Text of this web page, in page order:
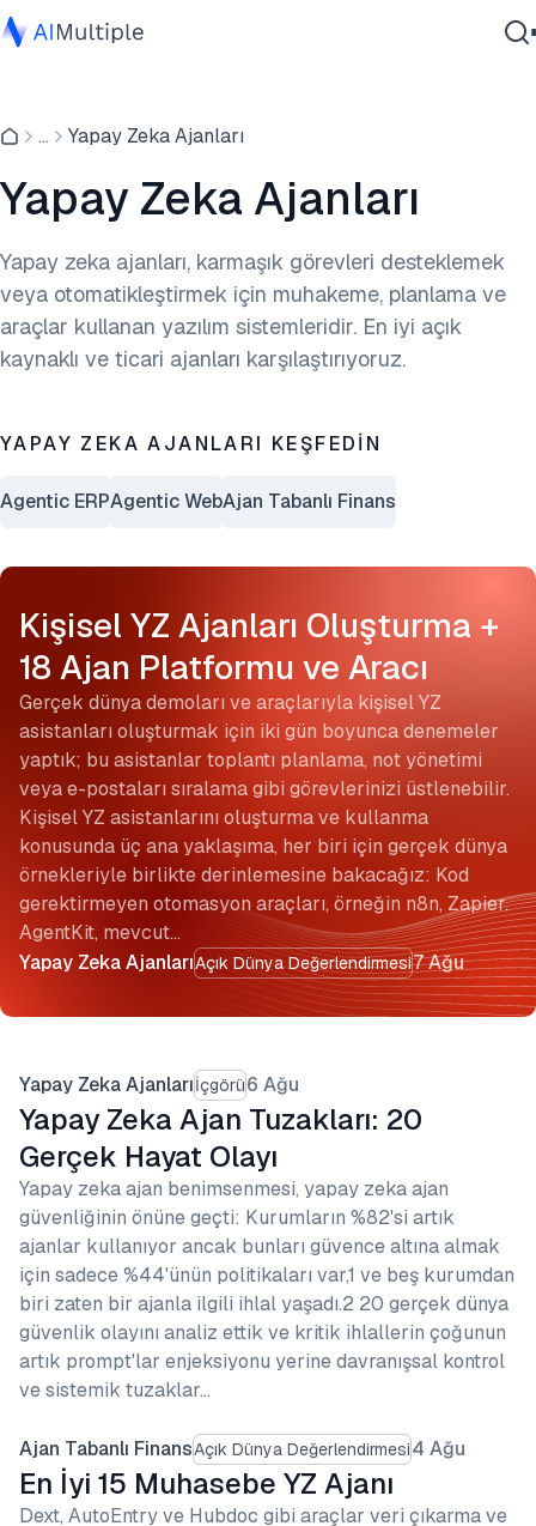
Siber güvenlik
Kurumsal Yazılım
Bize Ulaşın
... Yapay Zeka Ajanları
Yapay Zeka Ajanları
Yapay zeka ajanları, karmaşık görevleri desteklemek
veya otomatikleştirmek için muhakeme, planlama ve
araçlar kullanan yazılım sistemleridir. En iyi açık
kaynaklı ve ticari ajanları karşılaştırıyoruz.
YAPAY ZEKA AJANLARI KEŞFEDIN
Agentic ERPAgentic WebAjan Tabanlı Finans
Kişisel YZ Ajanları Oluşturma +
18 Ajan Platformu ve Aracı
Yapay Zeka AjanlarıAçık Dünya Değerlendirmesi7 Ağu
Gerçek dünya demoları ve araçlarıyla kişisel YZ
asistanları oluşturmak için iki gün boyunca denemeler
yaptık; bu asistanlar toplantı planlama, not yönetimi
veya e-postaları sıralama gibi görevlerinizi üstlenebilir.
Kişisel YZ asistanlarını oluşturma ve kullanma
konusunda üç ana yaklaşıma, her biri için gerçek dünya
örnekleriyle birlikte derinlemesine bakacağız: Kod
gerektirmeyen otomasyon araçları, örneğin n8n, Zapier.
AgentKit, mevcut…
Yapay Zeka Ajanlarıİçgörü6 Ağu
Yapay Zeka Ajan Tuzakları: 20
Gerçek Hayat Olayı
Yapay zeka ajan benimsenmesi, yapay zeka ajan
güvenliğinin önüne geçti: Kurumların %82'si artık
ajanlar kullanıyor ancak bunları güvence altına almak
için sadece %44'ünün politikaları var,1 ve beş kurumdan
biri zaten bir ajanla ilgili ihlal yaşadı.2 20 gerçek dünya
güvenlik olayını analiz ettik ve kritik ihlallerin çoğunun
artık prompt'lar enjeksiyonu yerine davranışsal kontrol
ve sistemik tuzaklar…
Ajan Tabanlı FinansAçık Dünya Değerlendirmesi4 Ağu
En İyi 15 Muhasebe YZ Ajanı
Dext, AutoEntry ve Hubdoc gibi araçlar veri çıkarma ve